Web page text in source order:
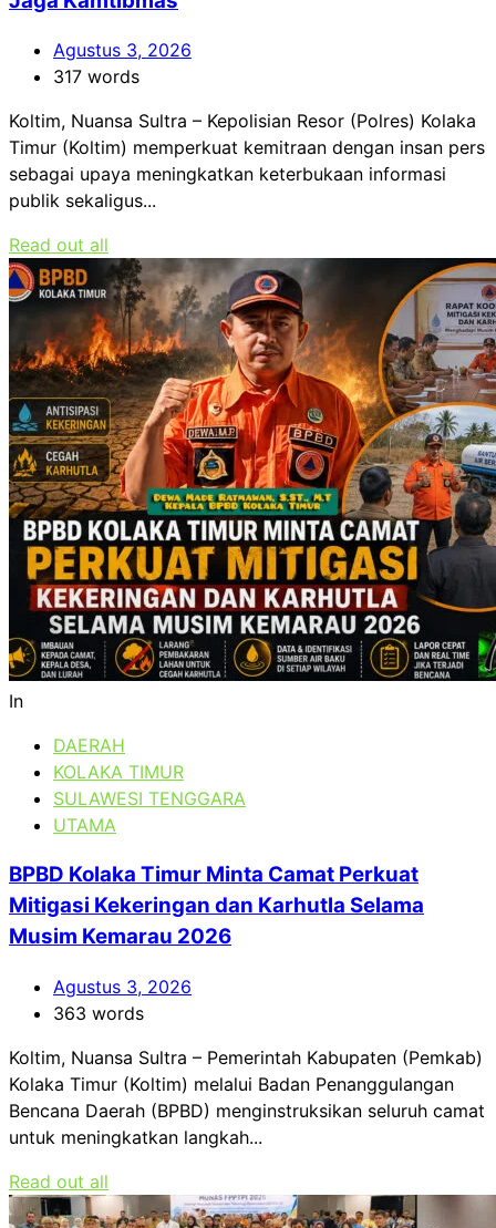
Agustus 3, 2026
317 words
Koltim, Nuansa Sultra – Kepolisian Resor (Polres) Kolaka
Timur (Koltim) memperkuat kemitraan dengan insan pers
sebagai upaya meningkatkan keterbukaan informasi
publik sekaligus...
Read out all
In
DAERAH
KOLAKA TIMUR
SULAWESI TENGGARA
UTAMA
BPBD Kolaka Timur Minta Camat Perkuat
Mitigasi Kekeringan dan Karhutla Selama
Musim Kemarau 2026
Agustus 3, 2026
363 words
Koltim, Nuansa Sultra – Pemerintah Kabupaten (Pemkab)
Kolaka Timur (Koltim) melalui Badan Penanggulangan
Bencana Daerah (BPBD) menginstruksikan seluruh camat
untuk meningkatkan langkah...
Read out all